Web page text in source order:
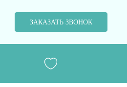
ЗАКАЗАТЬ ЗВОНОК